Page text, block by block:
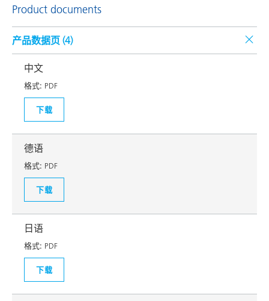
Product documents
产品数据页 (4)
中文
格式: PDF
下载
德语
格式: PDF
下载
日语
格式: PDF
下载